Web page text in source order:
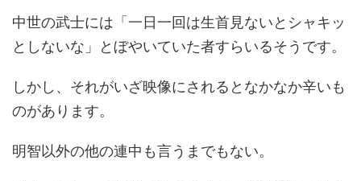
中世の武士には「一日一回は生首見ないとシャキッ
としないな」とぼやいていた者すらいるそうです。
しかし、それがいざ映像にされるとなかなか辛いも
のがあります。
明智以外の他の連中も言うまでもない。